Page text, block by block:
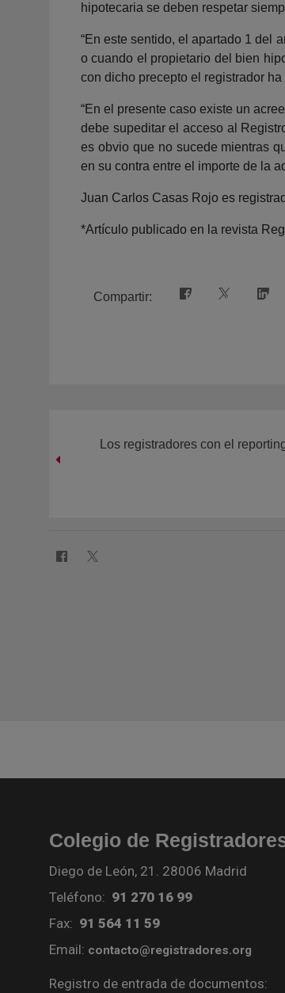
hipotecaria se deben respetar
“En este sentido, el apartado 1 del
o cuando el propietario del bien
con dicho precepto el registrador
“En el presente caso existe un
debe supeditar el acceso al
es obvio que no sucede mientras
en su contra entre el importe de la
Juan Carlos Casas Rojo es
*Artículo publicado en la revista
Compartir:
Los registradores con el
Colegio de
Diego de León, 21. 28006 Madrid
Teléfono: 91 270 16 99
Fax: 91 564 11 59
Email: contacto@registradores.org
Registro de entrada de documentos: